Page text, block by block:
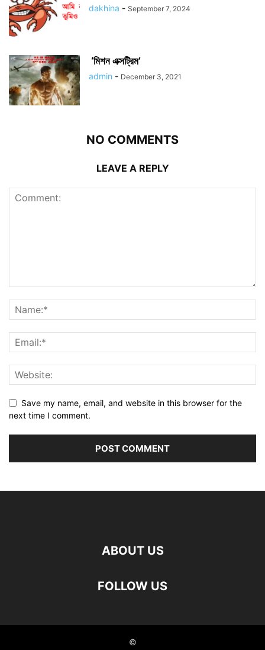
dakhina - September 7, 2024
‘মিশন এক্সট্রিম’
admin - December 3, 2021
NO COMMENTS
LEAVE A REPLY
Save my name, email, and website in this browser for the
next time I comment.
ABOUT US
FOLLOW US
©